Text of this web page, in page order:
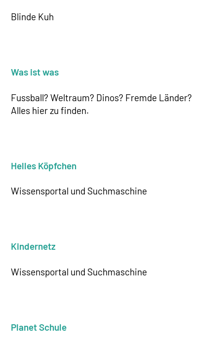
Blinde Kuh
Was ist was
Fussball? Weltraum? Dinos? Fremde Länder?
Alles hier zu finden.
Helles Köpfchen
Wissensportal und Suchmaschine
Kindernetz
Wissensportal und Suchmaschine
Planet Schule